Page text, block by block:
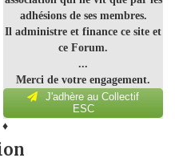
adhésions de ses membres.
Il administre et finance ce site et
ce Forum.
...
Merci de votre engagement.
J'adhère au Collectif
ESC